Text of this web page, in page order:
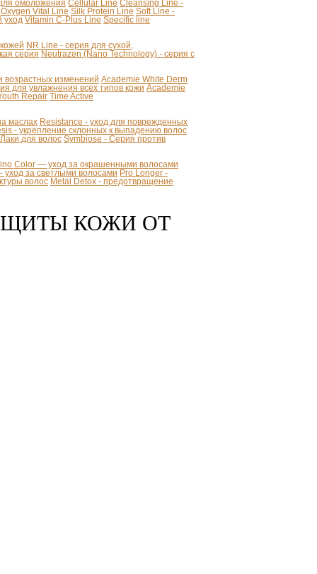
омоложения Cellular Line Cleansing Line -
Oxygen Vital Line Silk Protein Line Soft Line -
уход Vitamin C-Plus Line Specific line
NR Line - серия для сухой,
серия Neutrazen (Nano Technology) - серия с
возрастных изменений Academie White Derm
для увлажнения всех типов кожи Academie
Repair Time Active
маслах Resistance - уход для поврежденных
- укрепление склонных к выпадению волос
для волос Symbiose - Серия против
Color — уход за окрашенными волосами
уход за светлыми волосами Pro Longer -
волос Metal Detox - предотвращение
КОЖИ ОТ